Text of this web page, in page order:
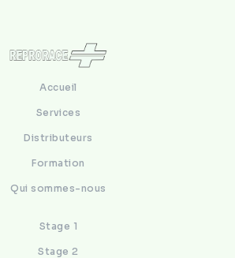
Accueil
Services
Distributeurs
Formation
Qui sommes-nous
Stage 1
Stage 2